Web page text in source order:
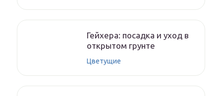
Гейхера: посадка и уход в
открытом грунте
Цветущие